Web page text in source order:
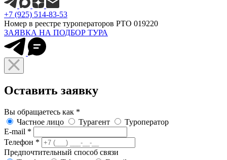
+7 (925) 514-83-53
Номер в реестре туроператоров РТО 019220
ЗАЯВКА НА ПОДБОР ТУРА
Оставить заявку
Вы обращаетесь как *
Частное лицо
Турагент
Туроператор
E-mail *
Телефон *
Предпочтительный способ связи